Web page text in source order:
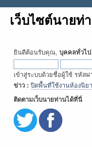
เว็บไซต์นาย
ยินดีต้อนรับคุณ, บุคคลทั่วไป
เข้าสู่ระบบด้วยชื่อผู้ใช้ รหัสผ่
ข่าว : ปิดพื้นที่ใช้งานห้องนิย
ติดตามเว็บนายท่านได้ที่นี่